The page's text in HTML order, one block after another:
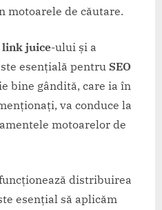
de căutare.
link juice-ului și a
esențială pentru SEO
bine gândită, care ia în
va conduce la
motoarelor de
distribuirea
esențial să aplicăm